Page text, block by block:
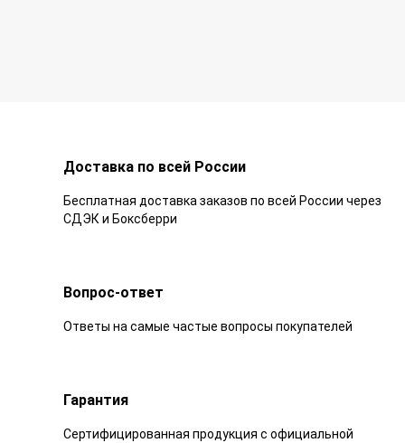
Доставка по всей России
Бесплатная доставка заказов по всей России через
СДЭК и Боксберри
Вопрос-ответ
Ответы на самые частые вопросы покупателей
Гарантия
Сертифицированная продукция с официальной